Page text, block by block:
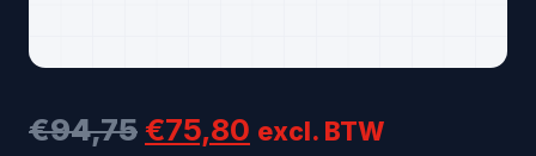
€94,75Oorspronkelijke
€75,80 Huidige
excl. BTW